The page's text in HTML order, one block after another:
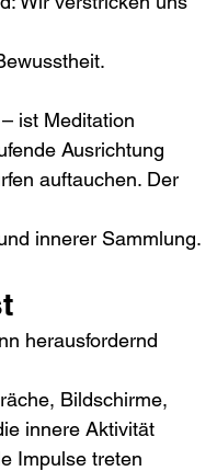
ist Meditation
Ausrichtung
auftauchen. Der
innerer Sammlung.
herausfordernd
Bildschirme,
innere Aktivität
Impulse treten